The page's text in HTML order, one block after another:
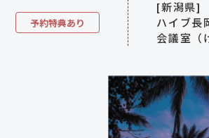
予約特典あり
[新潟県]
ハイブ長岡 ２Ｆ
会議室（